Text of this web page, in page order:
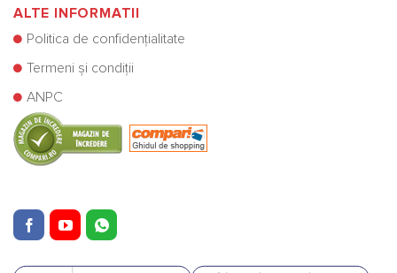
ALTE INFORMATII
Politica de confidențialitate
Termeni și condiții
ANPC